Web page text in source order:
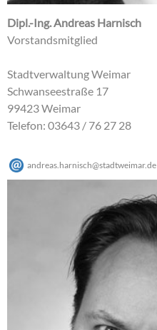
Dipl.-Ing. Andreas Harnisch
Vorstandsmitglied
Stadtverwaltung Weimar
Schwanseestraße 17
99423 Weimar
Telefon: 03643 / 76 27 28
andreas.harnisch@stadtweimar.de